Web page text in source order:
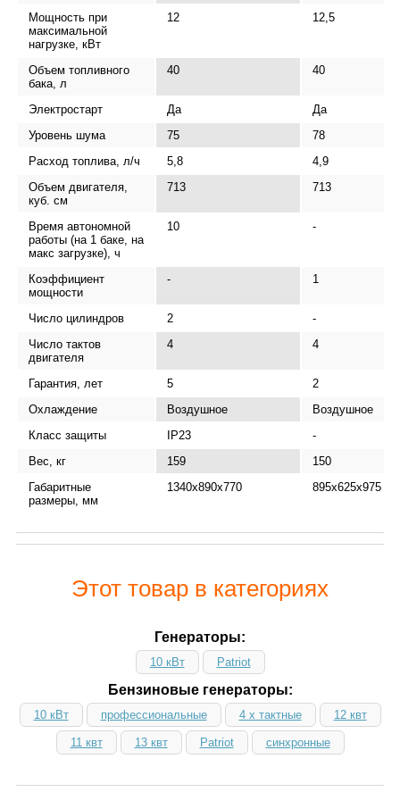
Мощность при
максимальной
нагрузке, кВт
12 12,5
Объем топливного
бака, л
40 40
Электростарт Да
Да
Уровень шума
75
78
Расход топлива, л/ч
5,8
4,9
Объем двигателя,
куб. см
713 713
Время автономной
работы (на 1 баке, на
макс загрузке), ч
10 -
Коэффициент
мощности
- 1
Число цилиндров 2
-
Число тактов
двигателя
4 4
Гарантия, лет 5
2
Охлаждение
Воздушное
Воздушное
Класс защиты
IP23
-
Вес, кг
159
150
Габаритные
размеры, мм
1340х890х770 895х625х975
Этот товар в категориях
Генераторы:
10 кВт Patriot
Бензиновые генераторы:
10 кВт профессиональные 4 х тактные 12 квт
11 квт 13 квт Patriot синхронные